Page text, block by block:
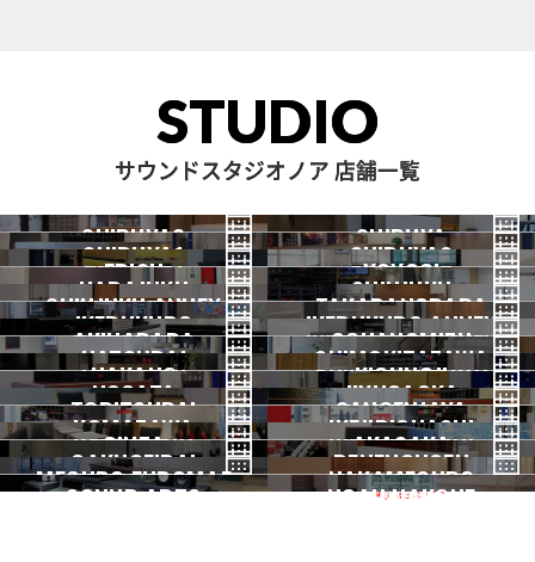
STUDIO
サウンドスタジオノア 店舗一覧
SHIBUYA3
渋谷3号
2026.07 OPEN
SHIBUYA
渋谷本店
SHIBUYA1
渋谷1号
SHIBUYA2
渋谷2号
EBISU
恵比寿
YOYOGI
代々木
HARAJUKU
原宿
SHINJUKU
新宿
SHINJUKU ANNEX
新宿ANNEX
TAKADANOBABA
高田馬場
IKEBUKURO
池袋
IKEBUKURO ANNEX
池袋ANNEX
AKIHABARA
秋葉原
OCHANOMIZU
御茶ノ水
HATSUDAI
初台
SHIMOKITAZAWA
下北沢
NAKANO
中野
KICHIJOJI
吉祥寺
NOGATA
野方
JIYUGAOKA
自由が丘
TORITSUDAI
都立大
SANGENJAYA
三軒茶屋
KOMAZAWA
駒沢
IKEJIRIOHASHI
池尻大橋
一時閉店中
GINZA
銀座
AKASAKA
赤坂
GAKUGEIDAI
学芸大
DENENCHOFU
田園調布
MEGURO FUDOMAE NAKAMEGURO
SOUND ARTS NOAH HAKONE